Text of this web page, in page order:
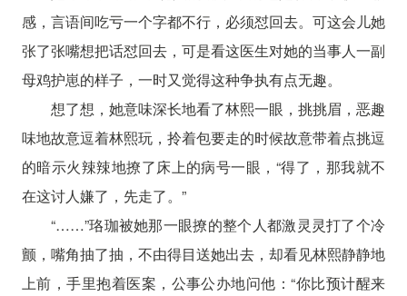
感，言语间吃亏一个字都不行，必须怼回去。可这会儿她
张了张嘴想把话怼回去，可是看这医生对她的当事人一副
母鸡护崽的样子，一时又觉得这种争执有点无趣。
想了想，她意味深长地看了林熙一眼，挑挑眉，恶趣
味地故意逗着林熙玩，拎着包要走的时候故意带着点挑逗
的暗示火辣辣地撩了床上的病号一眼，“得了，那我就不
在这讨人嫌了，先走了。”
“……”珞珈被她那一眼撩的整个人都激灵灵打了个冷
颤，嘴角抽了抽，不由得目送她出去，却看见林熙静静地
上前，手里抱着医案，公事公办地问他：“你比预计醒来